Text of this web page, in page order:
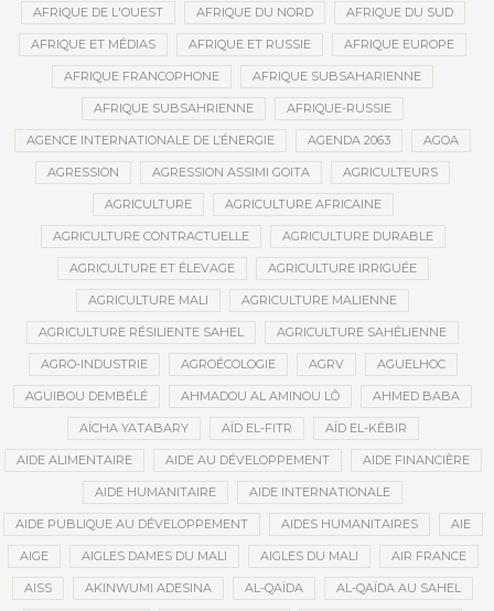
AFRIQUE DE L'OUEST AFRIQUE DU NORD AFRIQUE DU SUD
AFRIQUE ET MÉDIAS AFRIQUE ET RUSSIE AFRIQUE EUROPE
AFRIQUE FRANCOPHONE AFRIQUE SUBSAHARIENNE
AFRIQUE SUBSAHRIENNE AFRIQUE-RUSSIE
AGENCE INTERNATIONALE DE L’ÉNERGIE AGENDA 2063 AGOA
AGRESSION AGRESSION ASSIMI GOITA AGRICULTEURS
AGRICULTURE AGRICULTURE AFRICAINE
AGRICULTURE CONTRACTUELLE AGRICULTURE DURABLE
AGRICULTURE ET ÉLEVAGE AGRICULTURE IRRIGUÉE
AGRICULTURE MALI AGRICULTURE MALIENNE
AGRICULTURE RÉSILIENTE SAHEL AGRICULTURE SAHÉLIENNE
AGRO-INDUSTRIE AGROÉCOLOGIE AGRV AGUELHOC
AGUIBOU DEMBÉLÉ AHMADOU AL AMINOU LÔ AHMED BABA
AÏCHA YATABARY AÏD EL-FITR AÏD EL-KÉBIR
AIDE ALIMENTAIRE AIDE AU DÉVELOPPEMENT AIDE FINANCIÈRE
AIDE HUMANITAIRE AIDE INTERNATIONALE
AIDE PUBLIQUE AU DÉVELOPPEMENT AIDES HUMANITAIRES AIE
AIGE AIGLES DAMES DU MALI AIGLES DU MALI AIR FRANCE
AISS AKINWUMI ADESINA AL-QAÏDA AL-QAÏDA AU SAHEL